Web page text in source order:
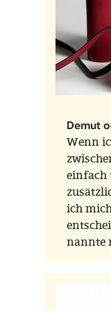
4 kg
Year of creation
Production place
Demut
Wenn
einfach
ich
nannte
oder